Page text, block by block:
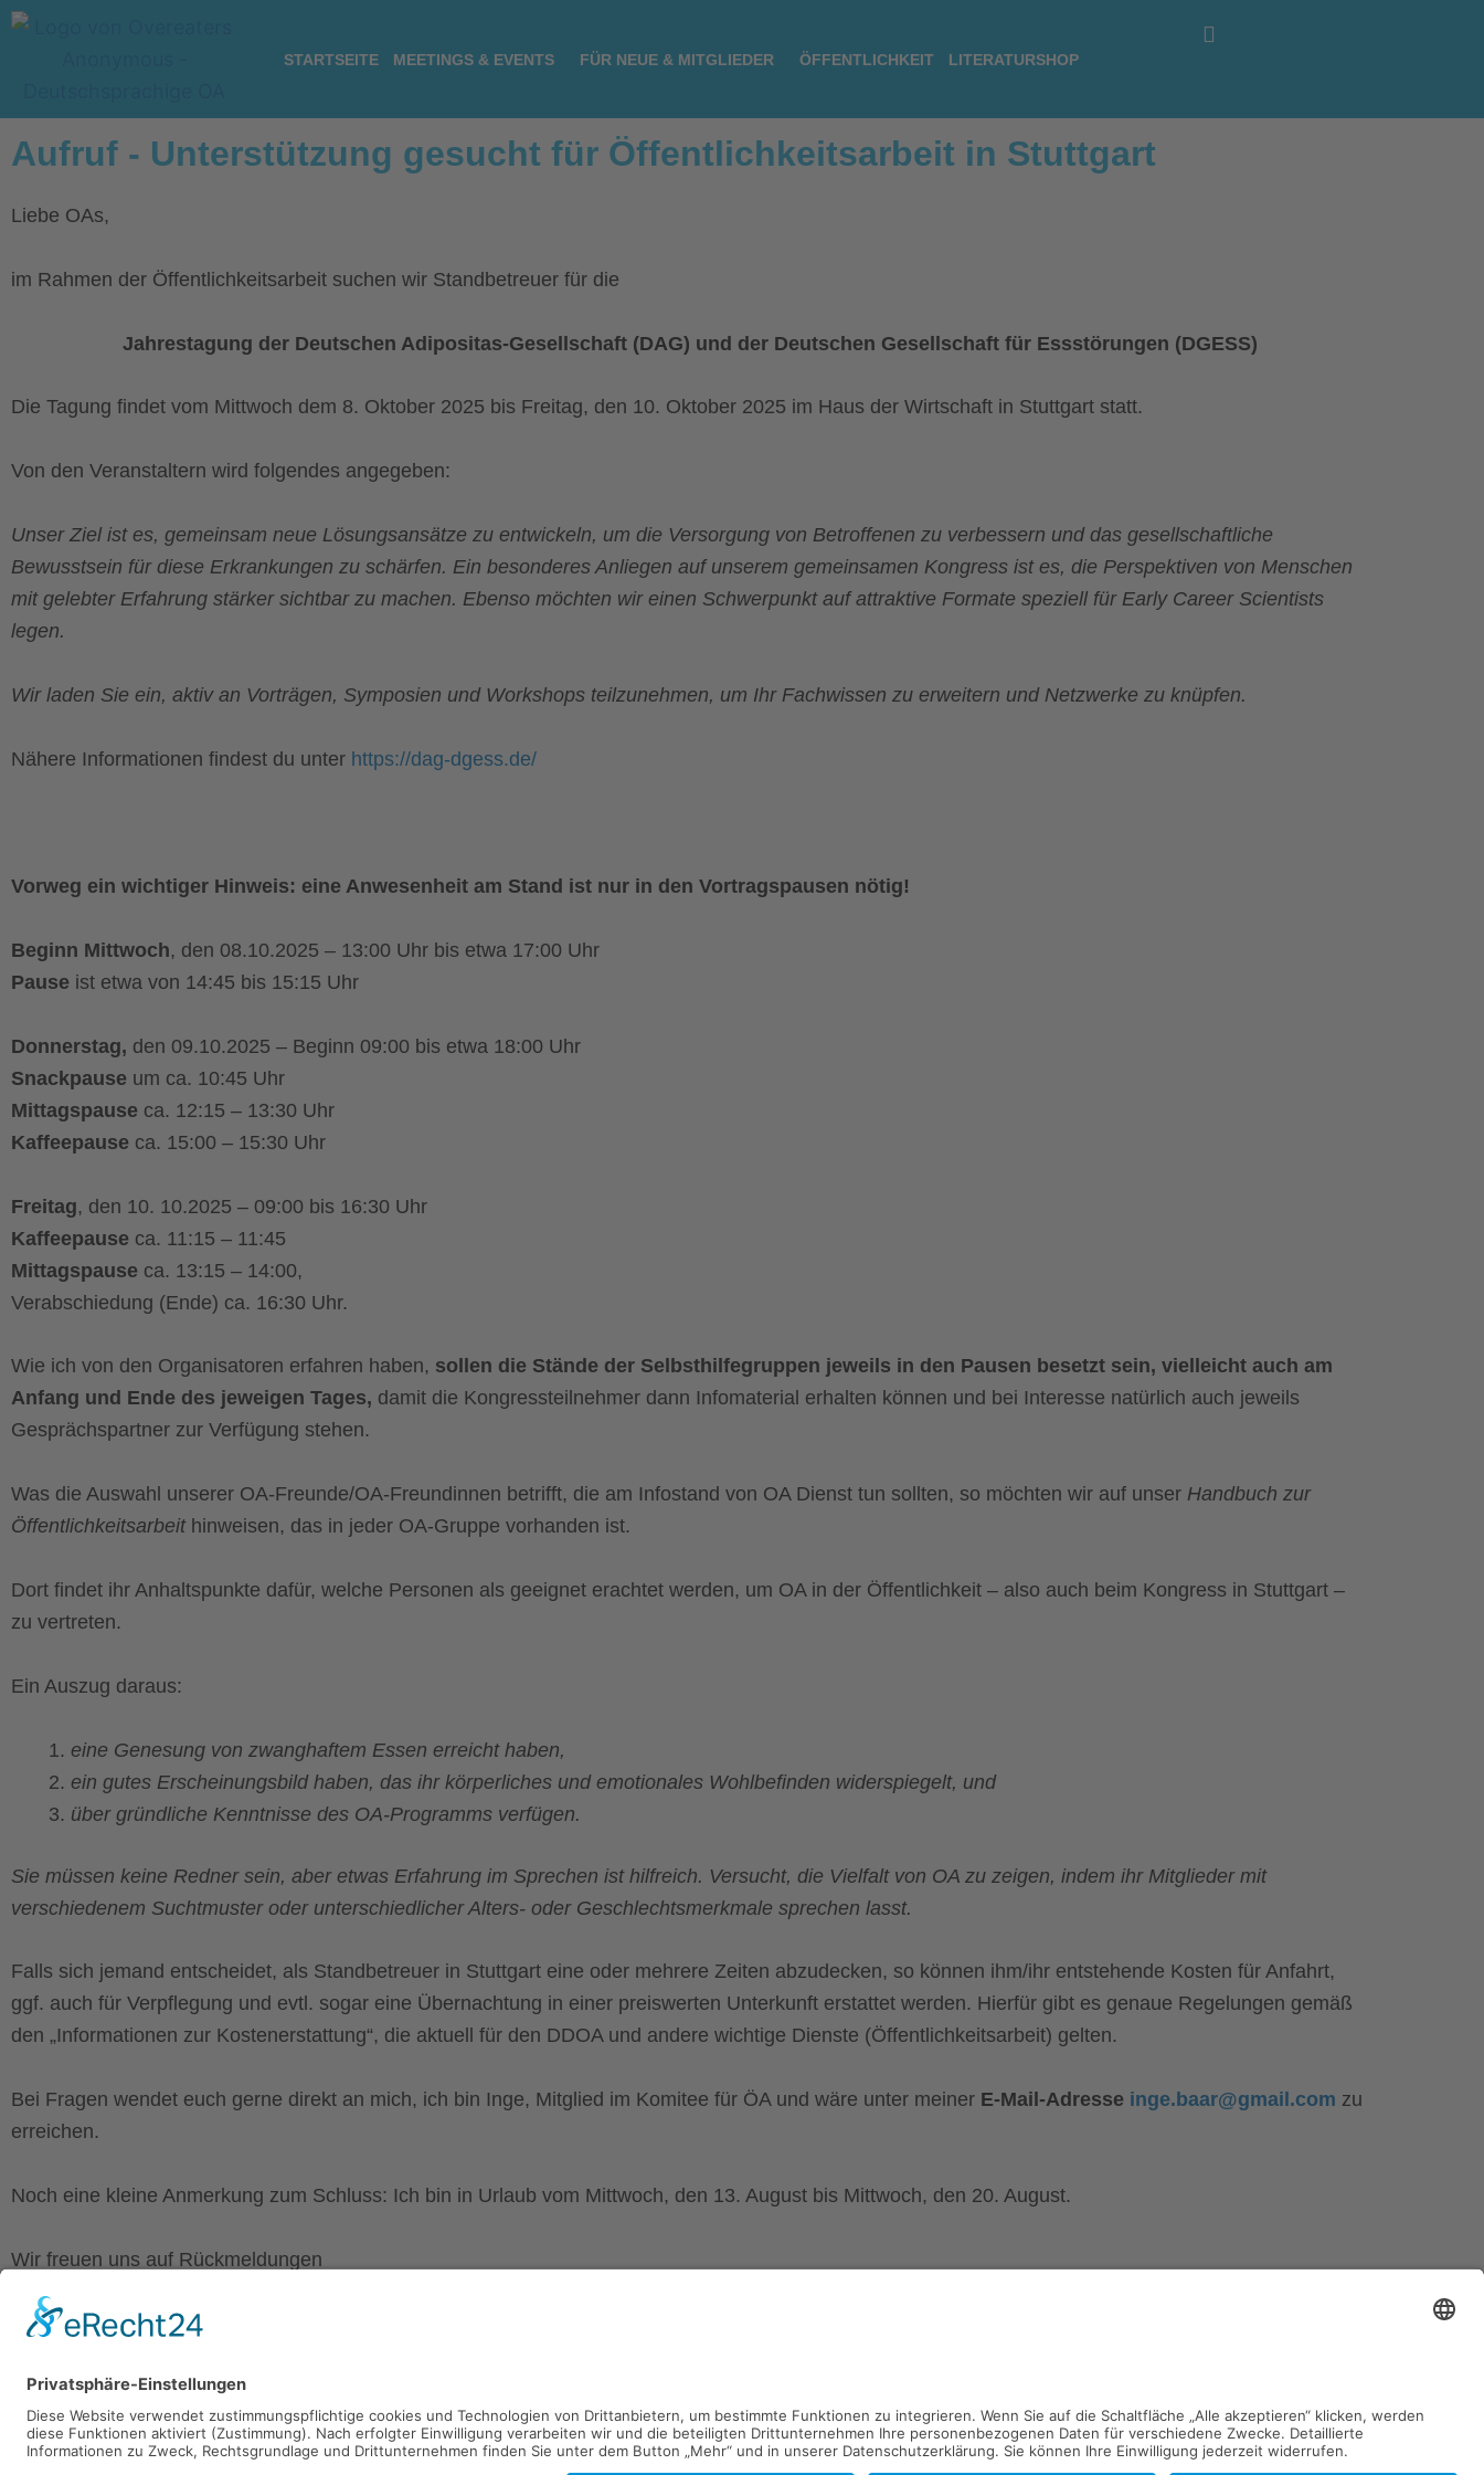
Zum
STARTSEITE MEETINGS & EVENTS FÜR NEUE & MITGLIEDER ÖFFENTLICHKEIT LITERATURSHOP
Aufruf - Unterstützung gesucht für Öffentlichkeitsarbeit in Stuttgart
Liebe OAs,
im Rahmen der Öffentlichkeitsarbeit suchen wir Standbetreuer für die
Jahrestagung der Deutschen Adipositas-Gesellschaft (DAG) und der Deutschen Gesellschaft für Essstörungen (DGESS)
Die Tagung findet vom Mittwoch dem 8. Oktober 2025 bis Freitag, den 10. Oktober 2025 im Haus der Wirtschaft in Stuttgart statt.
Von den Veranstaltern wird folgendes angegeben:
Unser Ziel ist es, gemeinsam neue Lösungsansätze zu entwickeln, um die Versorgung von Betroffenen zu verbessern und das gesellschaftliche
Bewusstsein für diese Erkrankungen zu schärfen. Ein besonderes Anliegen auf unserem gemeinsamen Kongress ist es, die Perspektiven von Menschen
mit gelebter Erfahrung stärker sichtbar zu machen. Ebenso möchten wir einen Schwerpunkt auf attraktive Formate speziell für Early Career Scientists
legen.
Wir laden Sie ein, aktiv an Vorträgen, Symposien und Workshops teilzunehmen, um Ihr Fachwissen zu erweitern und Netzwerke zu knüpfen.
Nähere Informationen findest du unter https://dag-dgess.de/
Vorweg ein wichtiger Hinweis: eine Anwesenheit am Stand ist nur in den Vortragspausen nötig!
Beginn Mittwoch, den 08.10.2025 – 13:00 Uhr bis etwa 17:00 Uhr
Pause ist etwa von 14:45 bis 15:15 Uhr
Donnerstag, den 09.10.2025 – Beginn 09:00 bis etwa 18:00 Uhr
Snackpause um ca. 10:45 Uhr
Mittagspause ca. 12:15 – 13:30 Uhr
Kaffeepause ca. 15:00 – 15:30 Uhr
Freitag, den 10. 10.2025 – 09:00 bis 16:30 Uhr
Kaffeepause ca. 11:15 – 11:45
Mittagspause ca. 13:15 – 14:00,
Verabschiedung (Ende) ca. 16:30 Uhr.
Wie ich von den Organisatoren erfahren haben, sollen die Stände der Selbsthilfegruppen jeweils in den Pausen besetzt sein, vielleicht auch am
Anfang und Ende des jeweigen Tages, damit die Kongressteilnehmer dann Infomaterial erhalten können und bei Interesse natürlich auch jeweils
Gesprächspartner zur Verfügung stehen.
Was die Auswahl unserer OA-Freunde/OA-Freundinnen betrifft, die am Infostand von OA Dienst tun sollten, so möchten wir auf unser Handbuch zur
Öffentlichkeitsarbeithinweisen, das in jeder OA-Gruppe vorhanden ist.
Dort findet ihr Anhaltspunkte dafür, welche Personen als geeignet erachtet werden, um OA in der Öffentlichkeit – also auch beim Kongress in Stuttgart –
zu vertreten.
Ein Auszug daraus:
eine Genesung von zwanghaftem Essen erreicht haben,
ein gutes Erscheinungsbild haben, das ihr körperliches und emotionales Wohlbefinden widerspiegelt, und
über gründliche Kenntnisse des OA-Programms verfügen.
Sie müssen keine Redner sein, aber etwas Erfahrung im Sprechen ist hilfreich. Versucht, die Vielfalt von OA zu zeigen, indem ihr Mitglieder mit
verschiedenem Suchtmuster oder unterschiedlicher Alters- oder Geschlechtsmerkmale sprechen lasst.
Falls sich jemand entscheidet, als Standbetreuer in Stuttgart eine oder mehrere Zeiten abzudecken, so können ihm/ihr entstehende Kosten für Anfahrt,
ggf. auch für Verpflegung und evtl. sogar eine Übernachtung in einer preiswerten Unterkunft erstattet werden. Hierfür gibt es genaue Regelungen gemäß
den „Informationen zur Kostenerstattung“, die aktuell für den DDOA und andere wichtige Dienste (Öffentlichkeitsarbeit) gelten.
Bei Fragen wendet euch gerne direkt an mich, ich bin Inge, Mitglied im Komitee für ÖA und wäre unter meiner E-Mail-Adresse inge.baar@gmail.com zu
erreichen.
Noch eine kleine Anmerkung zum Schluss: Ich bin in Urlaub vom Mittwoch, den 13. August bis Mittwoch, den 20. August.
Wir freuen uns auf Rückmeldungen
Das Komitee für Öffentlichkeitsarbeit
Inge